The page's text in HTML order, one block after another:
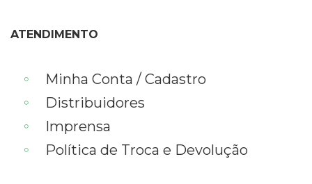
ATENDIMENTO
Minha Conta / Cadastro
Distribuidores
Imprensa
Política de Troca e Devolução